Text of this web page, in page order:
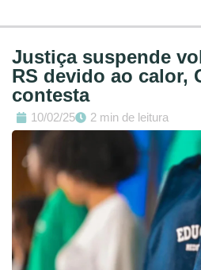
Justiça suspende
RS devido ao calor,
contesta
10/02/25 2 min de leitura